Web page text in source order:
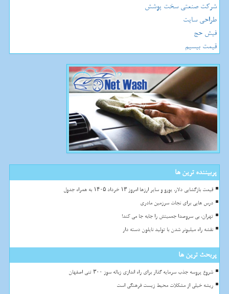
شرکت صنعتی سخت پوشش
طراحی سایت
فیش حج
قیمت بیسیم
پربیننده ترین ها
قیمت بازگشایی دلار، یورو و سایر ارزها امروز ۱۳ خرداد ۱۴۰۵ به همراه جدول
درس هایی برای نجات سرزمین مادری
تهران، بی سروصدا جمعیتش را جابه جا می کند!
نقشه راه میلیونر شدن با تولید نایلون دسته دار
پربحث ترین ها
شروع پروسه جذب سرمایه گذار برای راه اندازی زباله سوز ۳۰۰ تنی اصفهان
ریشه خیلی از مشکلات محیط زیست فرهنگی است